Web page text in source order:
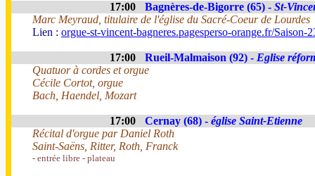
17:00 Bagnères-de-Bigorre (65) - St-
Marc Meyraud, titulaire de l'église du Sacré-Coeur de Lourdes
Lien : orgue-st-vincent-bagneres.pagesperso-orange.fr/Saison-
17:00 Rueil-Malmaison (92) - Eglise
Quatuor à cordes et orgue
Cécile Cortot, orgue
Bach, Haendel, Mozart
17:00 Cernay (68) - église Saint-Etienne
Récital d'orgue par Daniel Roth
Saint-Saëns, Ritter, Roth, Franck
- entrée libre - plateau